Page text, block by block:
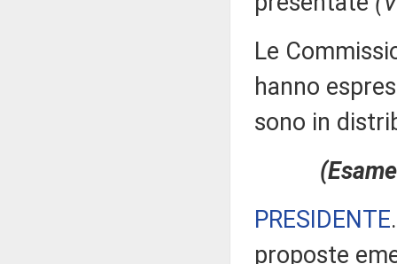
Le
hanno
sono in
PRESIDENTE
proposte